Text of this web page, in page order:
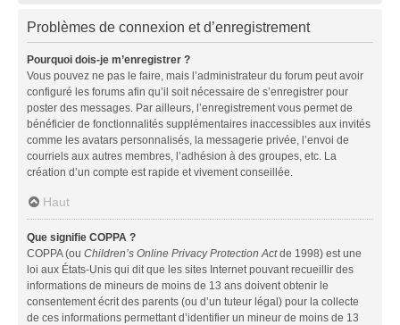
Problèmes de connexion et d’enregistrement
Pourquoi dois-je m’enregistrer ?
Vous pouvez ne pas le faire, mais l’administrateur du forum peut avoir
configuré les forums afin qu’il soit nécessaire de s’enregistrer pour
poster des messages. Par ailleurs, l’enregistrement vous permet de
bénéficier de fonctionnalités supplémentaires inaccessibles aux invités
comme les avatars personnalisés, la messagerie privée, l’envoi de
courriels aux autres membres, l’adhésion à des groupes, etc. La
création d’un compte est rapide et vivement conseillée.
Haut
Que signifie COPPA ?
COPPA (ou Children’s Online Privacy Protection Actde 1998) est une
loi aux États-Unis qui dit que les sites Internet pouvant recueillir des
informations de mineurs de moins de 13 ans doivent obtenir le
consentement écrit des parents (ou d’un tuteur légal) pour la collecte
de ces informations permettant d’identifier un mineur de moins de 13